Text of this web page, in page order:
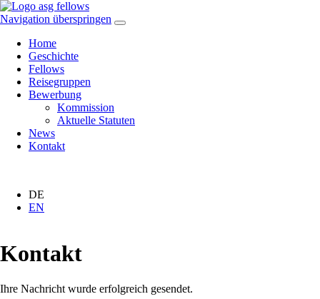
Navigation überspringen
Home
Geschichte
Fellows
Reisegruppen
Bewerbung
Kommission
Aktuelle Statuten
News
Kontakt
DE
EN
Kontakt
Ihre Nachricht wurde erfolgreich gesendet.